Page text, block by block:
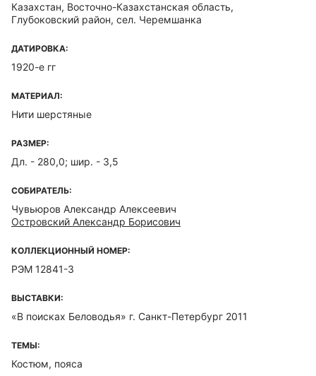
Казахстан, Восточно-Казахстанская область,
Глубоковский район, сел. Черемшанка
ДАТИРОВКА:
1920-е гг
МАТЕРИАЛ:
Нити шерстяные
РАЗМЕР:
Дл. - 280,0; шир. - 3,5
СОБИРАТЕЛЬ:
Чувьюров Александр Алексеевич
Островский Александр Борисович
КОЛЛЕКЦИОННЫЙ НОМЕР:
РЭМ 12841-3
ВЫСТАВКИ:
«В поисках Беловодья» г. Санкт-Петербург 2011
ТЕМЫ:
Костюм, пояса